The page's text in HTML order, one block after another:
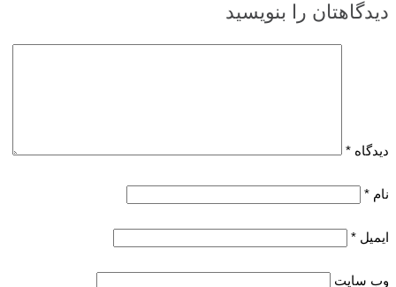
دیدگاهتان را بنویسید
دیدگاه *
نام *
ایمیل *
وب‌ سایت